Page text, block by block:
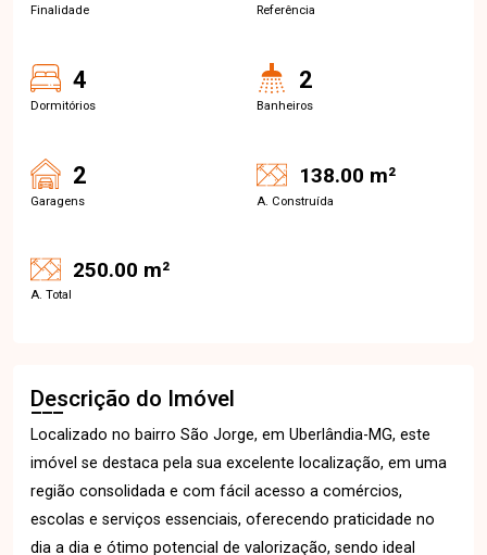
Finalidade Referência
4
Dormitórios
2
Banheiros
2
Garagens
138.00 m²
A. Construída
250.00 m²
A. Total
Descrição do Imóvel
Localizado no bairro São Jorge, em Uberlândia-MG, este
imóvel se destaca pela sua excelente localização, em uma
região consolidada e com fácil acesso a comércios,
escolas e serviços essenciais, oferecendo praticidade no
dia a dia e ótimo potencial de valorização, sendo ideal